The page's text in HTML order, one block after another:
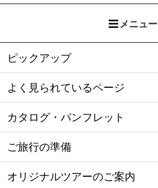
メニュー
ピックアップ
よく見られているページ
カタログ・パンフレット
ご旅行の準備
オリジナルツアーのご案内